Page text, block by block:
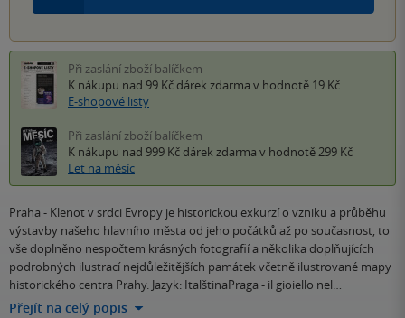
Při zaslání zboží balíčkem
K nákupu nad 99 Kč dárek zdarma v hodnotě 19 Kč
E-shopové listy
Při zaslání zboží balíčkem
K nákupu nad 999 Kč dárek zdarma v hodnotě 299 Kč
Let na měsíc
Praha - Klenot v srdci Evropy je historickou exkurzí o vzniku a průběhu
výstavby našeho hlavního města od jeho počátků až po současnost, to
vše doplněno nespočtem krásných fotografií a několika doplňujících
podrobných ilustrací nejdůležitějších památek včetně ilustrované mapy
historického centra Prahy. Jazyk: ItalštinaPraga - il gioiello nel…
Přejít na celý popis